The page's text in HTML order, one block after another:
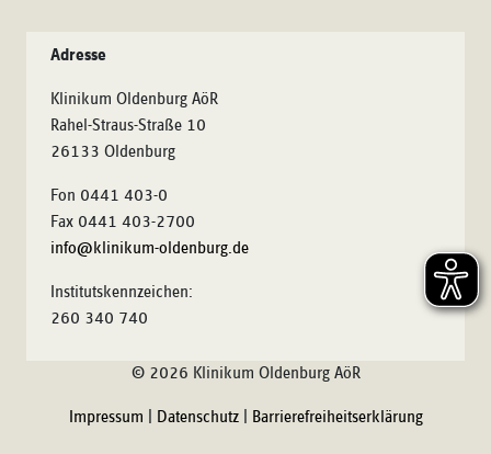
Adresse
Klinikum Oldenburg AöR
Rahel-Straus-Straße 10
26133 Oldenburg
Fon 0441 403-0
Fax 0441 403-2700
info@klinikum-oldenburg.de
Institutskennzeichen:
260 340 740
© 2026 Klinikum Oldenburg AöR
Impressum Datenschutz| Barrierefreiheitserklärung